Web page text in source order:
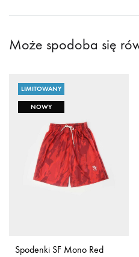
Może spodoba się
LIMITOWANY
NOWY
Spodenki SF Mono Red